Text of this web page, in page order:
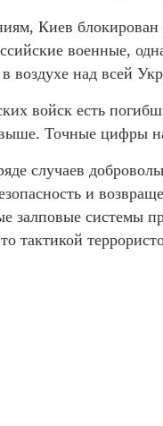
Киев блокирован
военные,
воздухе над всей
войск есть
Точные цифры
случаев
и
залповые системы
тактикой